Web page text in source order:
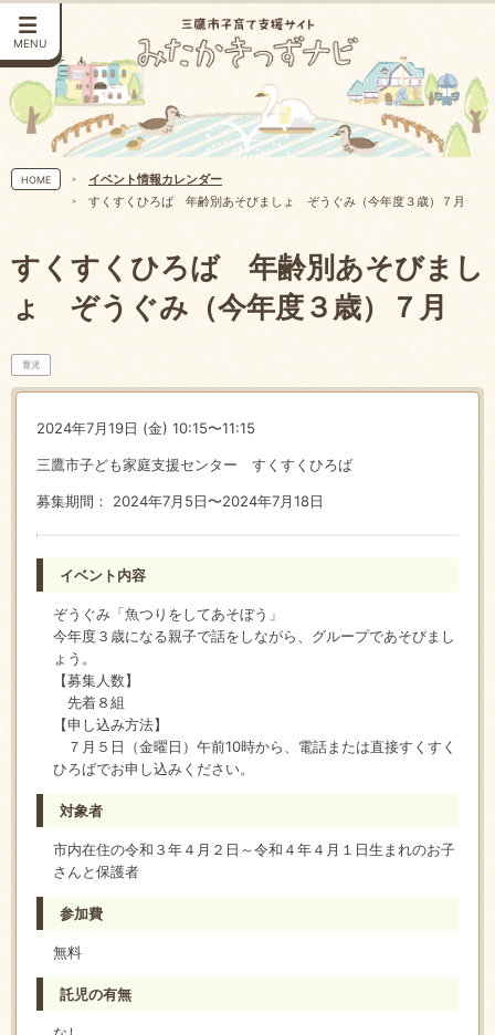
MENU
HOME
イベント情報カレンダー
すくすくひろば 年齢別あそびましょ ぞうぐみ（今年度３歳）７月
すくすくひろば 年齢別あそびまし
ょ ぞうぐみ（今年度３歳）７月
育児
2024年7月19日 (金) 10:15〜11:15
三鷹市子ども家庭支援センター すくすくひろば
募集期間： 2024年7月5日〜2024年7月18日
イベント内容
ぞうぐみ「魚つりをしてあそぼう」
今年度３歳になる親子で話をしながら、グループであそびまし
ょう。
【募集人数】
先着８組
【申し込み方法】
７月５日（金曜日）午前10時から、電話または直接すくすく
ひろばでお申し込みください。
対象者
市内在住の令和３年４月２日～令和４年４月１日生まれのお子
さんと保護者
参加費
無料
託児の有無